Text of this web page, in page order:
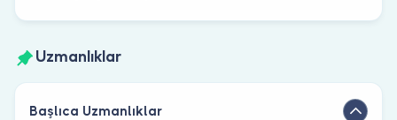
Uzmanlıklar
Başlıca Uzmanlıklar